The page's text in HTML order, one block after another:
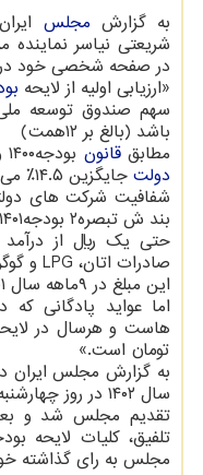
به گزارش مجلس
شریعتی نیاسر
در صفحه شخصی خود در
«ارزیابی اولیه از لایحه
باشد (بالغ بر ۱۲همت)
مطابققانون بودجه۱۴۰۰ و ۱۴۰۱ باید رابطه مالی شرکت نفت با
دولت جایگزین ۱۴.۵٪ می شد که نشده و باردیگر تکرار شده!
شفافیت شرکت های
بند ش تبصره۲ بودجه۱۴۰۱) رعایت نشده است.
حتی یک ریال از
صادرات اتان، ‎LPG و گوگرد در لایحه ‎بودجه۱۴۰۲ نیامده است!
این مبلغ در ۹ماهه سال ۱۴۰۱، بیش از ۹۵ همت بوده است.
اما عواید پادگانی
تومان است.»
به گزارش مجلس ایران
سال ۱۴۰۲ در
تقدیم مجلس شد و
تلفیق، کلیات لایحه
مجلس به رای گذاشته